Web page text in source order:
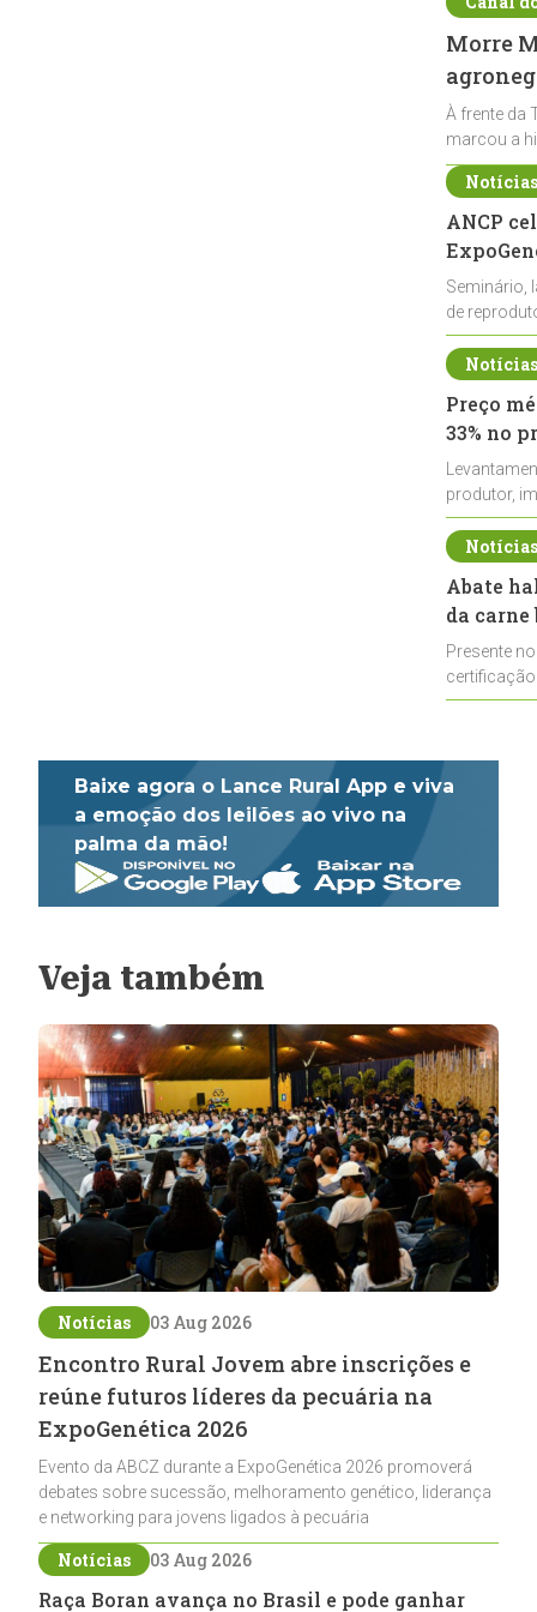
Morre
À frente da
marcou a
ANCP
Seminário,
de
durante a
Preço
33% no
produtor,
de leite cru
Abate
da
Presente
Baixe agora o Lance Rural App e viva
a emoção dos leilões ao vivo na
palma da mão!
Veja também
Notícias 03 Aug 2026
Encontro Rural Jovem abre inscrições e
reúne futuros líderes da pecuária na
ExpoGenética 2026
Evento da ABCZ durante a ExpoGenética 2026 promoverá
debates sobre sucessão, melhoramento genético, liderança
e networking para jovens ligados à pecuária
Notícias 03 Aug 2026
Raça Boran avança no Brasil e pode ganhar